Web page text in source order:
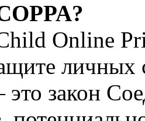
Online
личных
это закон